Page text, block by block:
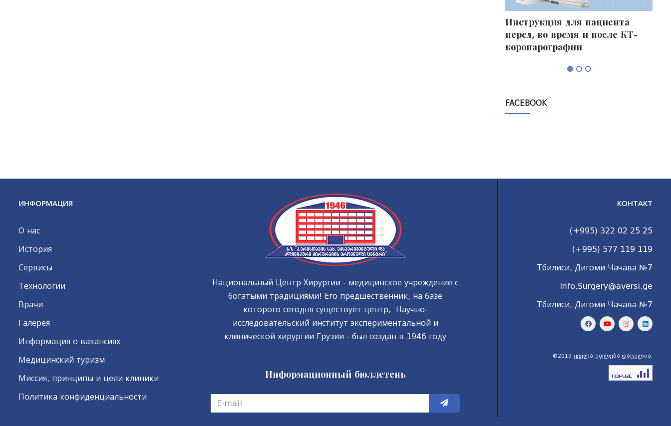
Инструкция для пациента
перед, во время и после КТ-
коронарографии
FACEBOOK
ИНФОРМАЦИЯ
О нас
История
Сервисы
Технологии
Врачи
Галерея
Информация о вакансиях
Медицинский туризм
Миссия, принципы и цели клиники
Политика конфиденциальности
Национальный Центр Хирургии - медицинское учреждение с
богатыми традициями! Его предшественник, на базе
которого сегодня существует центр, Научно-
исследовательский институт экспериментальной и
клинической хирургии Грузии - был создан в 1946 году
Информационный бюллетень
КОНТАКТ
(+995) 322 02 25 25
(+995) 577 119 119
Тбилиси, Дигоми Чачава №7
Info.Surgery@aversi.ge
Тбилиси, Дигоми Чачава №7
©2019 ყველა უფლება დაცულია.